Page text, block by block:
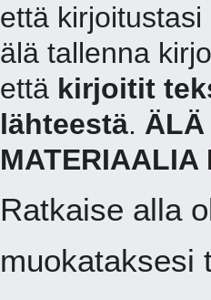
että
älä tallenna
että kirjoitit
lähteestä. ÄLÄ
MATERIAALIA
Ratkaise alla
muokataksesi